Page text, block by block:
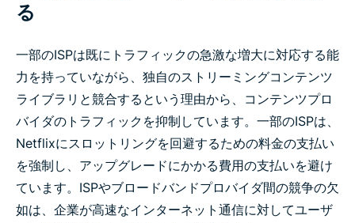
る
一部のISPは既にトラフィックの急激な増大に対応する能
力を持っていながら、独自のストリーミングコンテンツ
ライブラリと競合するという理由から、コンテンツプロ
バイダのトラフィックを抑制しています。一部のISPは、
Netflixにスロットリングを回避するための料金の支払い
を強制し、アップグレードにかかる費用の支払いを避け
ています。ISPやブロードバンドプロバイダ間の競争の欠
如は、企業が高速なインターネット通信に対してユーザ